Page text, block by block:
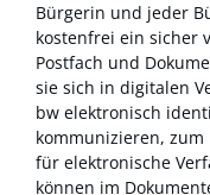
Bürgerin und jeder
kostenfrei ein sicher
Postfach und
sie sich in digitalen
bw elektronisch
kommunizieren,
für elektronische
können im